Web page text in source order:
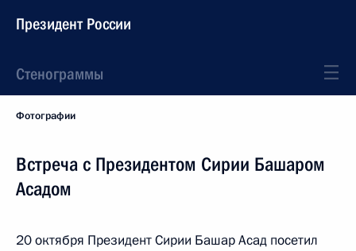
Президент России
Стенограммы
Фотографии
Встреча с Президентом Сирии Башаром
Асадом
20 октября Президент Сирии Башар Асад посетил